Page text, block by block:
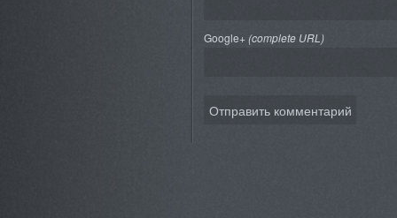
Google+(complete URL)